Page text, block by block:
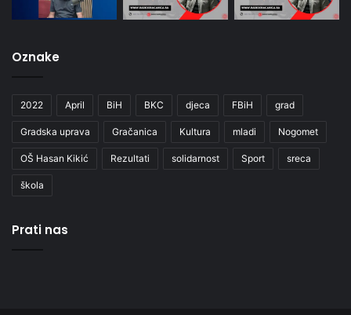
Oznake
2022 April BiH BKC djeca FBiH grad
Gradska uprava Gračanica Kultura mladi Nogomet
OŠ Hasan Kikić Rezultati solidarnost Sport sreca
škola
Prati nas